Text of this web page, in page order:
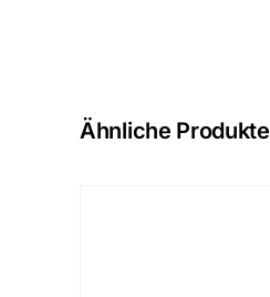
Ähnliche Produkte